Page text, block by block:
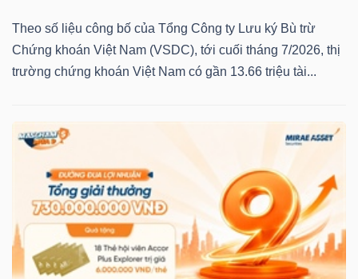
Theo số liệu công bố của Tổng Công ty Lưu ký Bù trừ
Chứng khoán Việt Nam (VSDC), tới cuối tháng 7/2026, thị
trường chứng khoán Việt Nam có gần 13.66 triệu tài...